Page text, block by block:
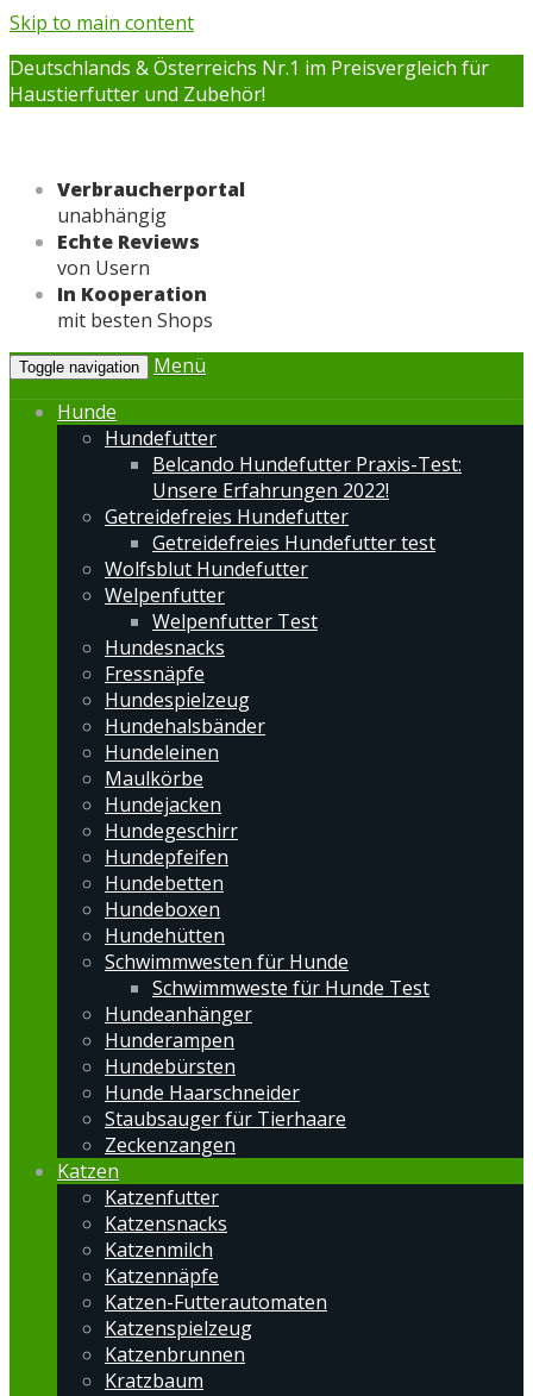
Skip to main content
Deutschlands & Österreichs Nr.1 im Preisvergleich für
Haustierfutter und Zubehör!
Verbraucherportal
unabhängig
Echte Reviews
von Usern
In Kooperation
mit besten Shops
Toggle navigation
Menü
Hunde
Hundefutter
Belcando Hundefutter Praxis-Test:
Unsere Erfahrungen 2022!
Getreidefreies Hundefutter
Getreidefreies Hundefutter test
Wolfsblut Hundefutter
Welpenfutter
Welpenfutter Test
Hundesnacks
Fressnäpfe
Hundespielzeug
Hundehalsbänder
Hundeleinen
Maulkörbe
Hundejacken
Hundegeschirr
Hundepfeifen
Hundebetten
Hundeboxen
Hundehütten
Schwimmwesten für Hunde
Schwimmweste für Hunde Test
Hundeanhänger
Hunderampen
Hundebürsten
Hunde Haarschneider
Staubsauger für Tierhaare
Zeckenzangen
Katzen
Katzenfutter
Katzensnacks
Katzenmilch
Katzennäpfe
Katzen-Futterautomaten
Katzenspielzeug
Katzenbrunnen
Kratzbaum